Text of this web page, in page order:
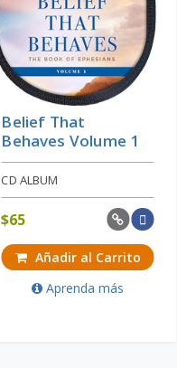
Belief That
Behaves Volume 1
CD ALBUM
$65
Añadir al Carrito
Aprenda más